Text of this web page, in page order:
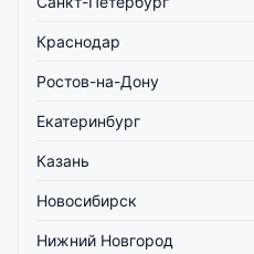
Краснодар
Ростов-на-Дону
Екатеринбург
Казань
Новосибирск
Нижний Новгород